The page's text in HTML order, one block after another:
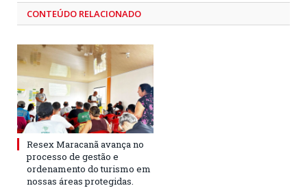
CONTEÚDO RELACIONADO
Resex Maracanã avança no
processo de gestão e
ordenamento do turismo em
nossas áreas protegidas.